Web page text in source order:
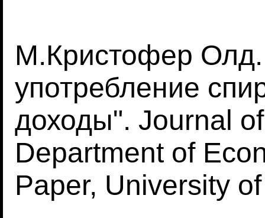
М.Кристофер
употребление
доходы". Journal
Department of
Paper, University